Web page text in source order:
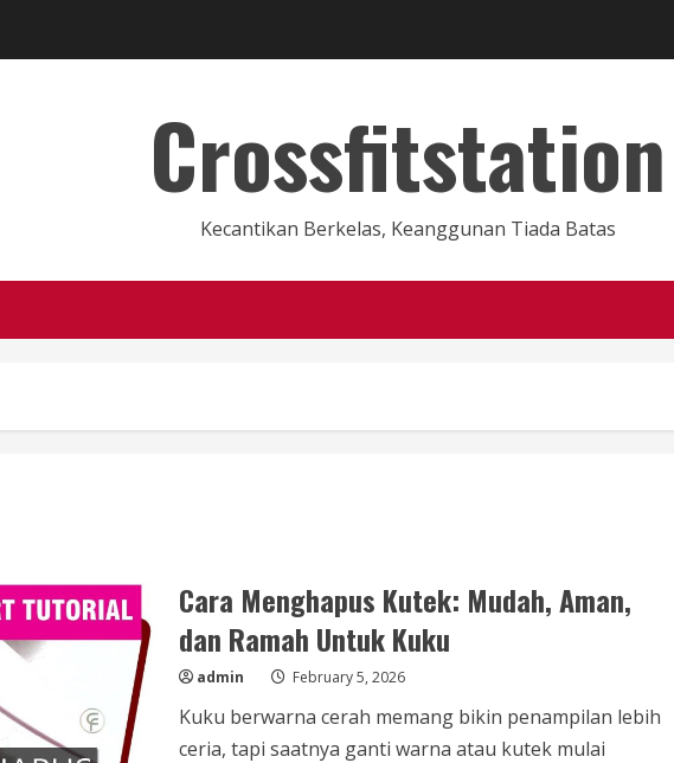
Crossfitstation
Kecantikan Berkelas, Keanggunan Tiada Batas
Cara Menghapus Kutek: Mudah, Aman,
dan Ramah Untuk Kuku
admin February 5, 2026
Kuku berwarna cerah memang bikin penampilan lebih
ceria, tapi saatnya ganti warna atau kutek mulai